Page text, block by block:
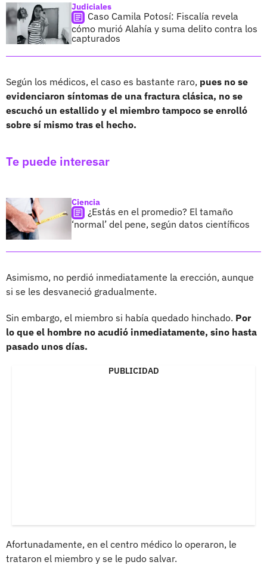
Judiciales
Caso Camila Potosí: Fiscalía revela
cómo murió Alahía y suma delito contra los
capturados
Según los médicos, el caso es bastante raro, pues no se
evidenciaron síntomas de una fractura clásica, no se
escuchó un estallido y el miembro tampoco se enrolló
sobre sí mismo tras el hecho.
Te puede interesar
Ciencia
¿Estás en el promedio? El tamaño
‘normal’ del pene, según datos científicos
Asimismo, no perdió inmediatamente la erección, aunque
si se les desvaneció gradualmente.
Sin embargo, el miembro si había quedado hinchado. Por
lo que el hombre no acudió inmediatamente, sino hasta
pasado unos días.
PUBLICIDAD
Afortunadamente, en el centro médico lo operaron, le
trataron el miembro y se le pudo salvar.